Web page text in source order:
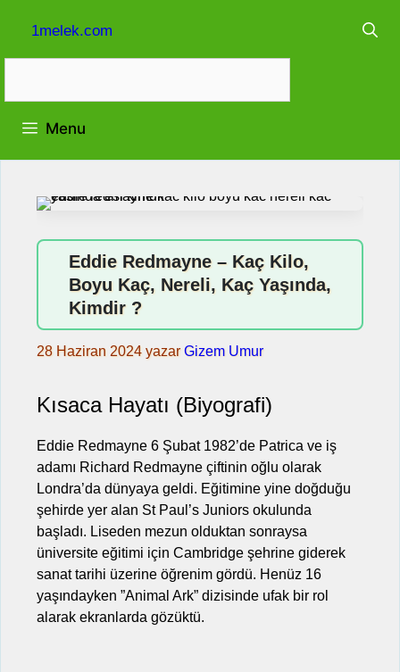
1melek.com
Menu
Eddie Redmayne – Kaç Kilo,
Boyu Kaç, Nereli, Kaç Yaşında,
Kimdir ?
28 Haziran 2024 yazarGizem Umur
Kısaca Hayatı (Biyografi)
Eddie Redmayne 6 Şubat 1982’de Patrica ve iş
adamı Richard Redmayne çiftinin oğlu olarak
Londra’da dünyaya geldi. Eğitimine yine doğduğu
şehirde yer alan St Paul’s Juniors okulunda
başladı. Liseden mezun olduktan sonraysa
üniversite eğitimi için Cambridge şehrine giderek
sanat tarihi üzerine öğrenim gördü. Henüz 16
yaşındayken ”Animal Ark” dizisinde ufak bir rol
alarak ekranlarda gözüktü.